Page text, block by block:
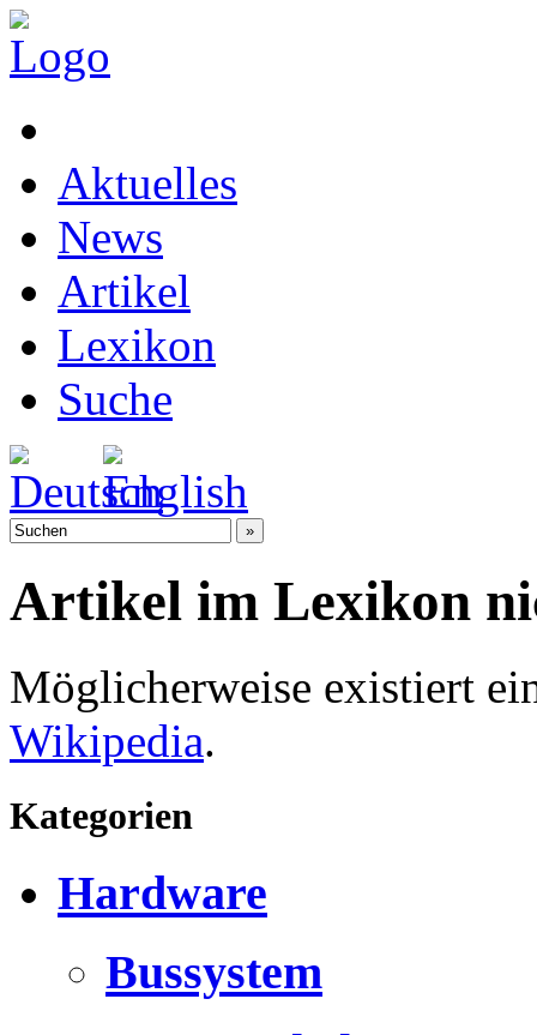
Aktuelles
News
Artikel
Lexikon
Suche
Artikel im Lexikon
Möglicherweise existiert
Wikipedia.
Kategorien
Hardware
Bussystem